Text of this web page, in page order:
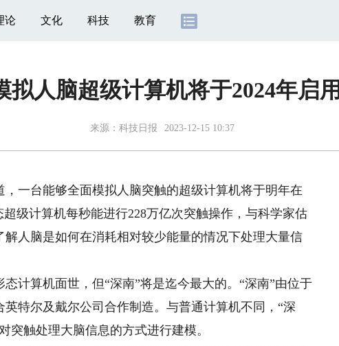
论 文化 科技 教育
拟人脑超级计算机将于2024年启用
来源： 科技日报 2023-12-15 10:37
一台能够全面模拟人脑突触的超级计算机将于明年在
级计算机每秒能进行228万亿次突触操作，与科学家估
人脑是如何在消耗相对较少能量的情况下处理大量信
算机面世，但“深南”将是迄今最大的。“深南”由位于
特尔及戴尔公司合作制造。与普通计算机不同，“深
突触处理大脑信息的方式进行建模。